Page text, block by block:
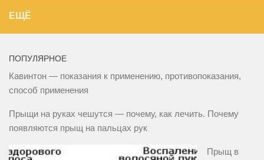
ЕЩЁ
ПОПУЛЯРНОЕ
Кавинтон — показания к применению, противопоказания,
способ применения
Прыщи на руках чешутся — почему, как лечить. Почему
появляются прыщ на пальцах рук
Прыщ в